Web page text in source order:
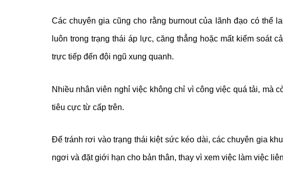
Các chuyên gia cũng cho rằng burnout của lãnh đạo có thể
luôn trong trạng thái áp lực, căng thẳng hoặc mất kiểm soát
trực tiếp đến đội ngũ xung quanh.
Nhiều nhân viên nghỉ việc không chỉ vì công việc quá tải, mà
tiêu cực từ cấp trên.
Để tránh rơi vào trạng thái kiệt sức kéo dài, các chuyên gia
ngơi và đặt giới hạn cho bản thân, thay vì xem việc làm việc